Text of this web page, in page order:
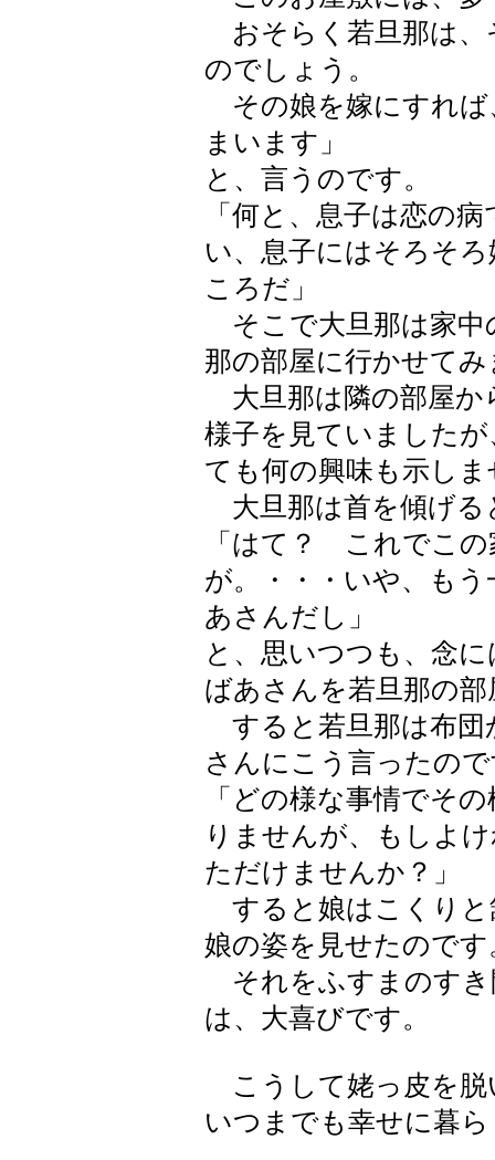
おそらく若旦那は、
のでしょう。
その娘を嫁にすれば
まいます」
と、言うのです。
「何と、息子は恋の
い、息子にはそろそ
ころだ」
そこで大旦那は家中
那の部屋に行かせて
大旦那は隣の部屋か
様子を見ていました
ても何の興味も示しま
大旦那は首を傾げる
「はて？ これでこ
が。・・・いや、も
あさんだし」
と、思いつつも、念
ばあさんを若旦那の
すると若旦那は布団
さんにこう言ったの
「どの様な事情でそ
りませんが、もしよ
ただけませんか？」
すると娘はこくりと
娘の姿を見せたのです
それをふすまのすき
は、大喜びです。
こうして姥っ皮を脱
いつまでも幸せに暮